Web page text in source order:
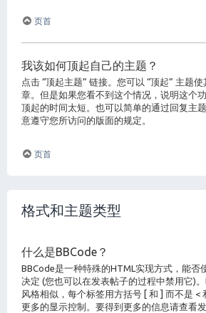
页首
我该如何顶起自己的主题？
点击 “顶起主题” 链接。您可以 “顶起” 主题
章。但是如果您看不到这个情况，说明这个
顶起的时间太短。也可以简单的通过回复主
意遵守您所访问的版面的规定。
页首
格式和主题类型
什么是BBCode？
BBCode是一种特殊的HTML实现方式，能否
决定 (您也可以在发表帖子的过程中禁用它)
风格相似，每个标签用方括号 [ 和 ] 而不是 <
更多的显示控制。要得到更多的信息请查看